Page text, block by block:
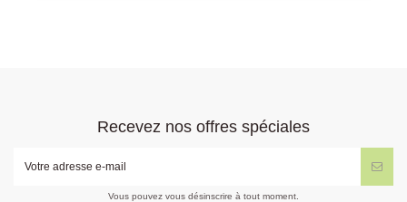
Recevez nos offres spéciales
Vous pouvez vous désinscrire à tout moment.